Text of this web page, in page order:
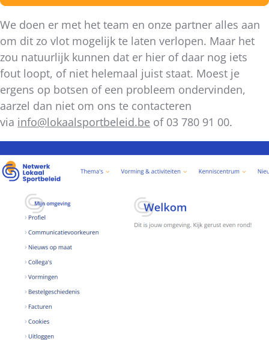
We doen er met het team en onze partner alles aan
om dit zo vlot mogelijk te laten verlopen. Maar het
zou natuurlijk kunnen dat er hier of daar nog iets
fout loopt, of niet helemaal juist staat. Moest je
ergens op botsen of een probleem ondervinden,
aarzel dan niet om ons te contacteren
via info@lokaalsportbeleid.be of 03 780 91 00.